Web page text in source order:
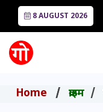
8 AUGUST 2026
Home क्राइम